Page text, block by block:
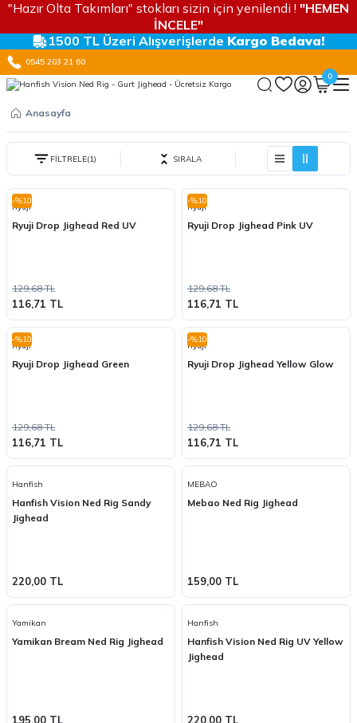
"Hazır Olta Takımları" stokları sizin için yenilendi ! "HEMEN
İNCELE"
1500 TL Üzeri Alışverişlerde Kargo Bedava!
0545 203 21 60
0
Anasayfa
FİLTRELE(1) SIRALA
-%10
Ryuji
Ryuji Drop Jighead Red UV
129,68 TL
116,71 TL
-%10
Ryuji
Ryuji Drop Jighead Pink UV
129,68 TL
116,71 TL
-%10
Ryuji
Ryuji Drop Jighead Green
129,68 TL
116,71 TL
-%10
Ryuji
Ryuji Drop Jighead Yellow Glow
129,68 TL
116,71 TL
Hanfish
Hanfish Vision Ned Rig Sandy
Jighead
220,00 TL
MEBAO
Mebao Ned Rig Jighead
159,00 TL
Yamikan
Yamikan Bream Ned Rig Jighead
195,00 TL
Hanfish
Hanfish Vision Ned Rig UV Yellow
Jighead
220,00 TL